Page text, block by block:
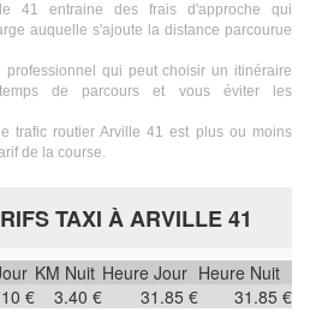
41 entraine des frais d'approche qui
auquelle s'ajoute la distance parcourue
qui peut choisir un itinéraire
de parcours et vous éviter les
trafic routier Arville 41 est plus ou moins
de la course.
TAXI À ARVILLE 41
KM Nuit Heure Jour Heure Nuit
€ 3.40 € 31.85 € 31.85 €